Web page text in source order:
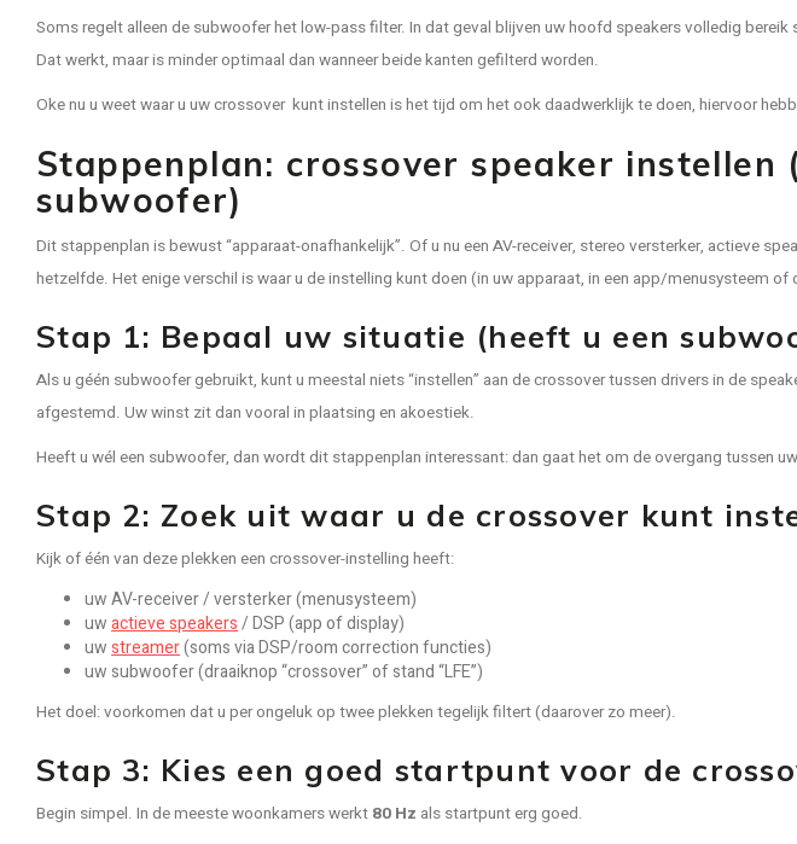
Soms regelt alleen de subwoofer het low-pass filter. In dat geval blijven uw hoofd speakers volledig
Dat werkt, maar is minder optimaal dan wanneer beide kanten gefilterd worden.
Oke nu u weet waar u uw crossover kunt instellen is het tijd om het ook daadwerklijk te doen, hiervoor
Stappenplan: crossover speaker instellen
subwoofer)
Dit stappenplan is bewust “apparaat-onafhankelijk”. Of u nu een AV-receiver, stereo versterker, actieve
hetzelfde. Het enige verschil is waar u de instelling kunt doen (in uw apparaat, in een app/menusysteem
Stap 1: Bepaal uw situatie (heeft u een
Als u géén subwoofer gebruikt, kunt u meestal niets “instellen” aan de crossover tussen drivers in de
afgestemd. Uw winst zit dan vooral in plaatsing en akoestiek.
Heeft u wél een subwoofer, dan wordt dit stappenplan interessant: dan gaat het om de overgang tussen
Stap 2: Zoek uit waar u de crossover kunt
Kijk of één van deze plekken een crossover-instelling heeft:
uw AV-receiver / versterker (menusysteem)
uwactieve speakers/ DSP (app of display)
uwstreamer(soms via DSP/room correction functies)
uw subwoofer (draaiknop “crossover” of stand “LFE”)
Het doel: voorkomen dat u per ongeluk op twee plekken tegelijk filtert (daarover zo meer).
Stap 3: Kies een goed startpunt voor de
Begin simpel. In de meeste woonkamers werkt 80 Hz als startpunt erg goed.